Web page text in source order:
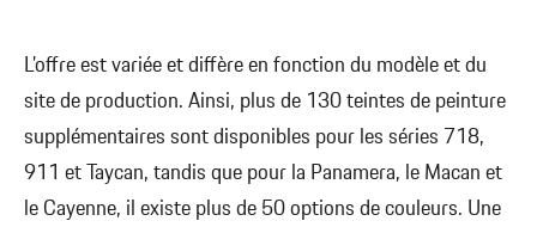
L’offre est variée et diffère en fonction du modèle et du
site de production. Ainsi, plus de 130 teintes de peinture
supplémentaires sont disponibles pour les séries 718,
911 et Taycan, tandis que pour la Panamera, le Macan et
le Cayenne, il existe plus de 50 options de couleurs. Une